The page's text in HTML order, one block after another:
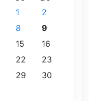
1
2
8
9
15
16
22
23
29
30